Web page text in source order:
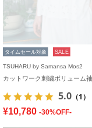
タイムセール対象 SALE
TSUHARU by Samansa Mos2
カットワーク刺繍ボリューム
5.0 （1）
¥10,780 -30%OFF-